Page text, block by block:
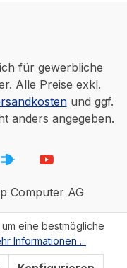
für gewerbliche
Alle Preise exkl.
und ggf.
anders angegeben.
Computer AG
eine bestmögliche
Informationen ...